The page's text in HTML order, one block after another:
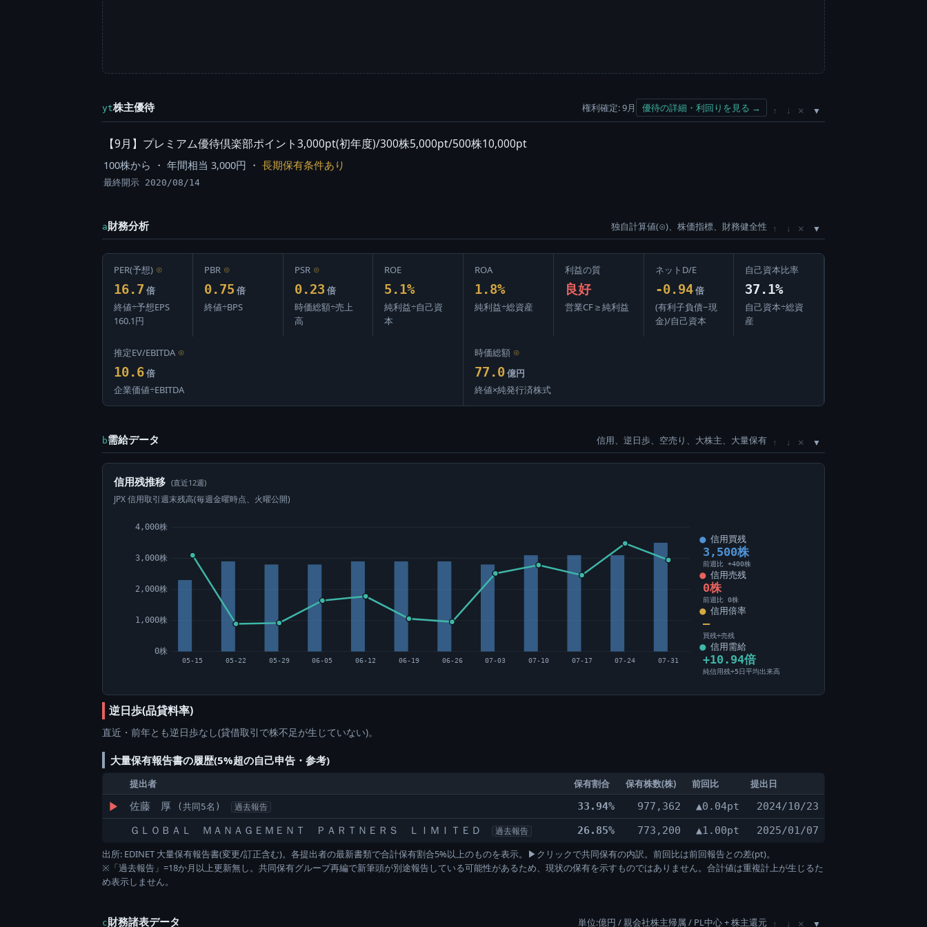
yt株主優待 権利確定: 9月 優待の詳細・利回りを見る → ↑ ↓ ×
【9月】プレミアム優待倶楽部ポイント3,000pt(初年度)/300株5,000pt/500株10,000pt
100株から ・ 年間相当 3,000円 ・ 長期保有条件あり
最終開示 2020/08/14
a財務分析 独自計算値(⊙)、株価指標、財務健全性 ↑ ↓ ×
PER(予想) ⊙
16.7 倍
終値÷予想EPS
160.1円
PBR ⊙
0.75 倍
終値÷BPS
PSR ⊙
0.23 倍
時価総額÷売上
高
ROE
5.1%
純利益÷自己資
本
ROA
1.8%
純利益÷総資産
利益の質
良好
営業CF ≥ 純利益
ネットD/E
-0.94 倍
(有利子負債−現
金)/自己資本
自己資本比率
37.1%
自己資本÷総資
産
推定EV/EBITDA ⊙
10.6 倍
企業価値÷EBITDA
時価総額 ⊙
77.0 億円
終値×純発行済株式
b需給データ 信用、逆日歩、空売り、大株主、大量保有 ↑ ↓ ×
信用残推移 (直近12週)
JPX 信用取引週末残高(毎週金曜時点、火曜公開)
0株
1,000株
2,000株
3,000株
4,000株
05-15 05-22 05-29 06-05 06-12 06-19 06-26 07-03 07-10 07-17 07-24 07-31
信用買残
3,500株
前週比 +400株
信用売残
0株
前週比 0株
信用倍率
―
買残÷売残
信用需給
+10.94倍
純信用残÷5日平均出来高
逆日歩(品貸料率)
直近・前年とも逆日歩なし(貸借取引で株不足が生じていない)。
大量保有報告書の履歴(5%超の自己申告・参考)
提出者 保有割合 保有株数(株) 前回比 提出日
▶ 佐藤 厚 (共同5名) 過去報告 33.94% 977,362 ▲0.04pt
2024/10/23
ＧＬＯＢＡＬ ＭＡＮＡＧＥＭＥＮＴ ＰＡＲＴＮＥＲＳ ＬＩＭＩＴＥＤ
過去報告 26.85% 773,200 ▲1.00pt
2025/01/07
出所: EDINET 大量保有報告書(変更/訂正含む)。各提出者の最新書類で合計保有割合5%以上のものを表示。▶クリックで共同保有の内訳。前回比は前回報告との差(pt)。
※「過去報告」=18か月以上更新無し。共同保有グループ再編で新筆頭が別途報告している可能性があるため、現状の保有を示すものではありません。合計値は重複計上が生じるた
め表示しません。
c財務諸表データ 単位:億円 / 親会社株主帰属 / PL中心 + 株主還元 ↑ ↓ ×